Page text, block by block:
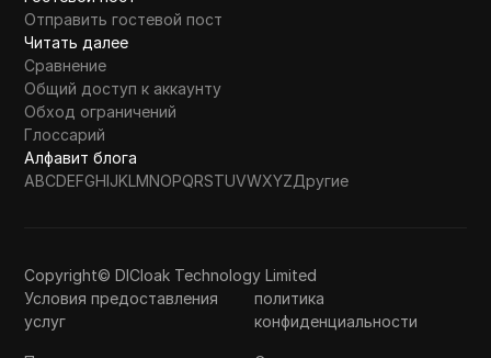
Отправить гостевой пост
Читать далее
Сравнение
Общий доступ к аккаунту
Обход ограничений
Глоссарий
Алфавит блога
ABCDEFGHIJKLMNOPQRSTUVWXYZДругие
Copyright© DICloak Technology Limited
Условия предоставления
услуг
политика
конфиденциальности